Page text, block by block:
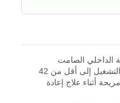
الداخلي الصامت
المحسّن خصيصًا على تقليل ضوضاء التشغيل إلى أقل من 42
أثناء علاج إعادة